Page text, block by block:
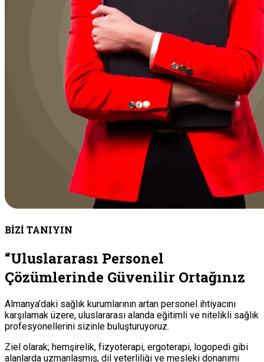
BİZİ TANIYIN
“Uluslararası Personel
Çözümlerinde Güvenilir Ortağınız
Almanya’daki sağlık kurumlarının artan personel ihtiyacını
karşılamak üzere, uluslararası alanda eğitimli ve nitelikli sağlık
profesyonellerini sizinle buluşturuyoruz.
Ziel olarak; hemşirelik, fizyoterapi, ergoterapi, logopedi gibi
alanlarda uzmanlaşmış, dil yeterliliği ve mesleki donanımı